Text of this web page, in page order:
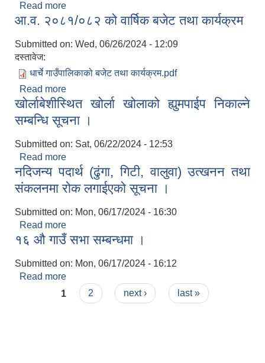
Read more
सम्बन्धी अत्यन्त जरुरी सूचना ।
आ.व. २०८१/०८२ को वार्षिक बजेट तथा कार्यक्रम
Submitted on: Wed, 06/26/2024 - 12:09
दस्तावेज:
धार्चे गाउँपालिकाको बजेट तथा कार्यक्रम.pdf
Read more
खोर्लाबेशीस्थित खोर्ला खोलाको ह्युमपाईप निकाल्ने
सम्बन्धि सूचना ।
Submitted on: Sat, 06/22/2024 - 12:53
Read more
सम्बन्धि सूचना ।
नदिजन्य पदार्थ (ढुंगा, गिटी, वालुवा) उत्खनन तथा
संकलनमा रोक लगाईएको सूचना ।
Submitted on: Mon, 06/17/2024 - 16:30
Read more
संकलनमा रोक लगाईएको सूचना ।
१६ औ गाउँ सभा सम्बन्धमा ।
Submitted on: Mon, 06/17/2024 - 16:12
Read more
Pages
1 2 next › last »